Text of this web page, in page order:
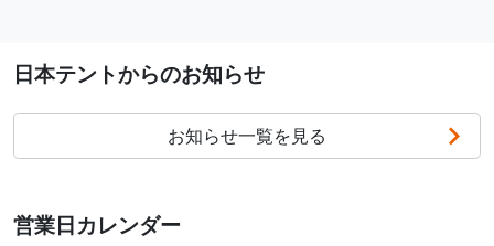
日本テントからのお知らせ
お知らせ一覧を見る
営業日カレンダー